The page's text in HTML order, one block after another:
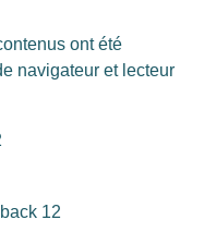
ont été
navigateur et lecteur
12